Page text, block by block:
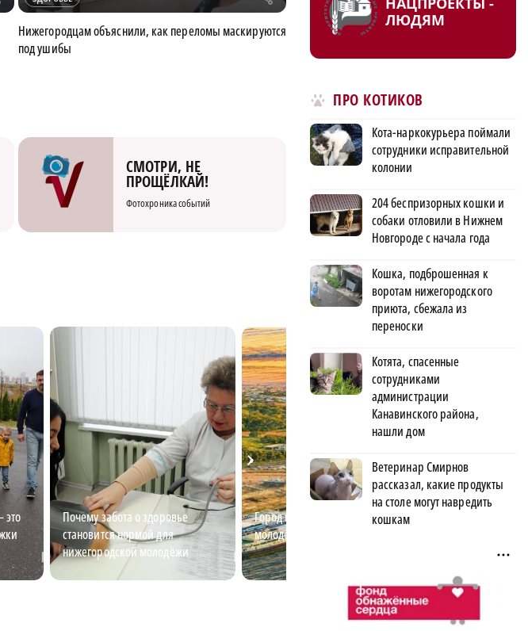
Нижегородцам объяснили, как переломы маскируются
под ушибы
СМОТРИ, НЕ
ПРОЩЁЛКАЙ!
Фотохроника событий
это
Почему забота о здоровье
становится нормой для
нижегородской молодёжи
Город идей: насколько вы знаете
молодёжный Нижний?
Нижегородской
ЛЮДЯМ
ПРО КОТИКОВ
Кота-наркокурьера поймали
сотрудники исправительной
колонии
204 беспризорных кошки и
собаки отловили в Нижнем
Новгороде с начала года
Кошка, подброшенная к
воротам нижегородского
приюта, сбежала из
переноски
Котята, спасенные
сотрудниками
администрации
Канавинского района,
нашли дом
Ветеринар Смирнов
рассказал, какие продукты
на столе могут навредить
кошкам